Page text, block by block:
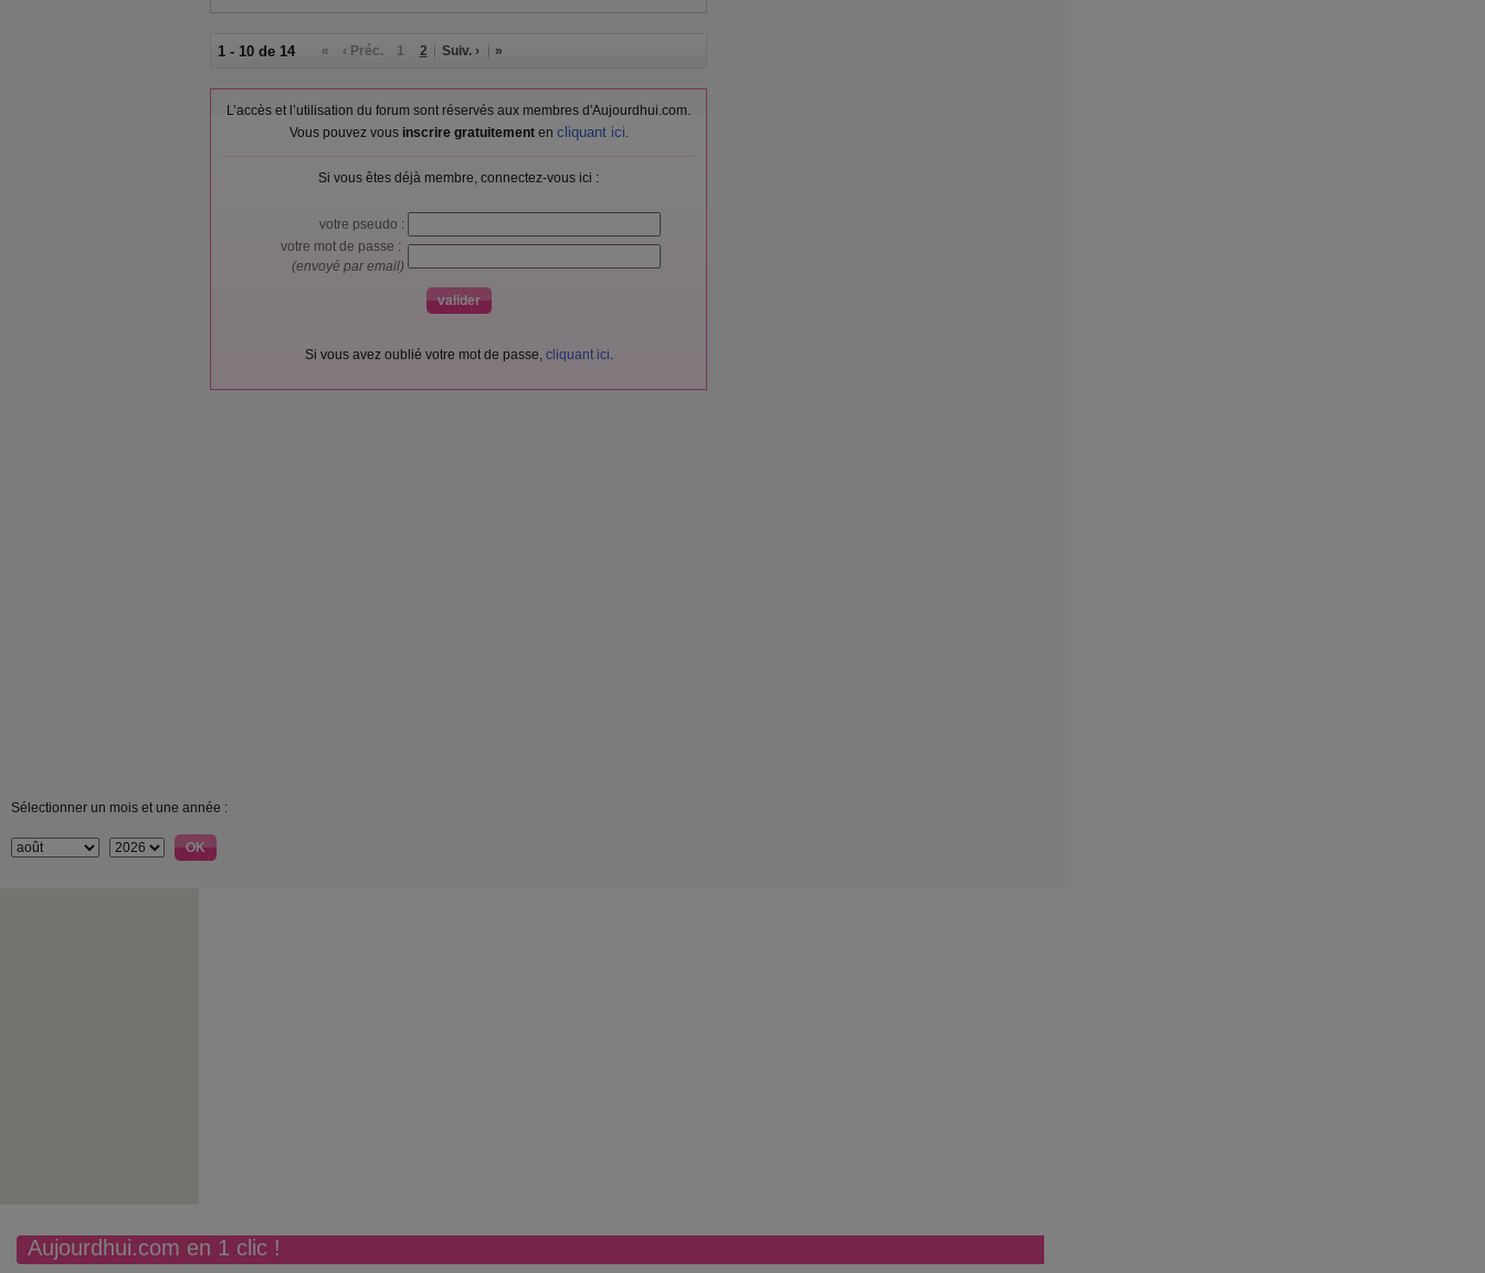
1 - 10 de 14 « ‹ Préc. 1 2 Suiv. › »
L’accès et l’utilisation du forum sont réservés aux membres d'Aujourdhui.com.
Vous pouvez vous inscrire gratuitementen cliquant ici.
Si vous êtes déjà membre, connectez-vous ici :
votre pseudo :
votre mot de passe :
(envoyé par email)
Si vous avez oublié votre mot de passe, cliquant ici.
Sélectionner un mois et une année :
Aujourdhui.com en 1 clic !